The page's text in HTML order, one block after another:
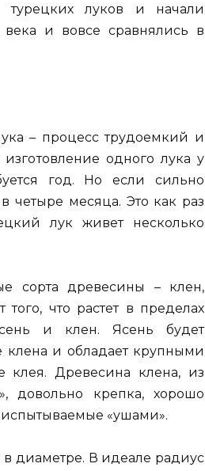
турецких луков и начали
века и вовсе сравнялись в
– процесс трудоемкий и
одного лука у
год. Но если сильно
четыре месяца. Это как раз
лук живет несколько
сорта древесины – клен,
что растет в пределах
и клен. Ясень будет
клена и обладает крупными
Древесина клена, из
довольно крепка, хорошо
«ушами».
в диаметре. В идеале радиус